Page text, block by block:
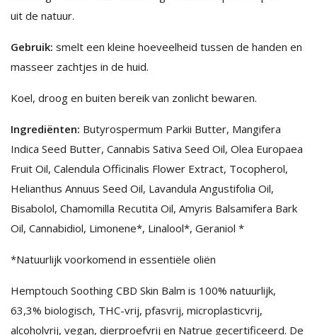
uit de natuur.
Gebruik: smelt een kleine hoeveelheid tussen de handen en
masseer zachtjes in de huid.
Koel, droog en buiten bereik van zonlicht bewaren.
Ingrediënten: Butyrospermum Parkii Butter, Mangifera
Indica Seed Butter, Cannabis Sativa Seed Oil, Olea Europaea
Fruit Oil, Calendula Officinalis Flower Extract, Tocopherol,
Helianthus Annuus Seed Oil, Lavandula Angustifolia Oil,
Bisabolol, Chamomilla Recutita Oil, Amyris Balsamifera Bark
Oil, Cannabidiol, Limonene*, Linalool*, Geraniol *
*Natuurlijk voorkomend in essentiële oliën
Hemptouch Soothing CBD Skin Balm is 100% natuurlijk,
63,3% biologisch, THC-vrij, pfasvrij, microplasticvrij,
alcoholvrij, vegan, dierproefvrij en Natrue gecertificeerd. De